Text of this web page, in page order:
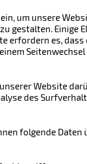
um unsere
gestalten. Einige
erfordern es,
Website
des
folgende